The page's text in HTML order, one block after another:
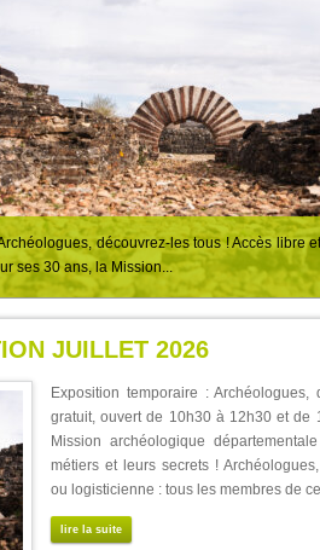
découvrez-les tous ! Accès libre
ses 30 ans, la Mission...
JUILLET 2026
Exposition temporaire :
gratuit, ouvert de 10h30 à 12h30 et
Mission archéologique
métiers et leurs secrets !
ou logisticienne : tous les membres de
lire la suite